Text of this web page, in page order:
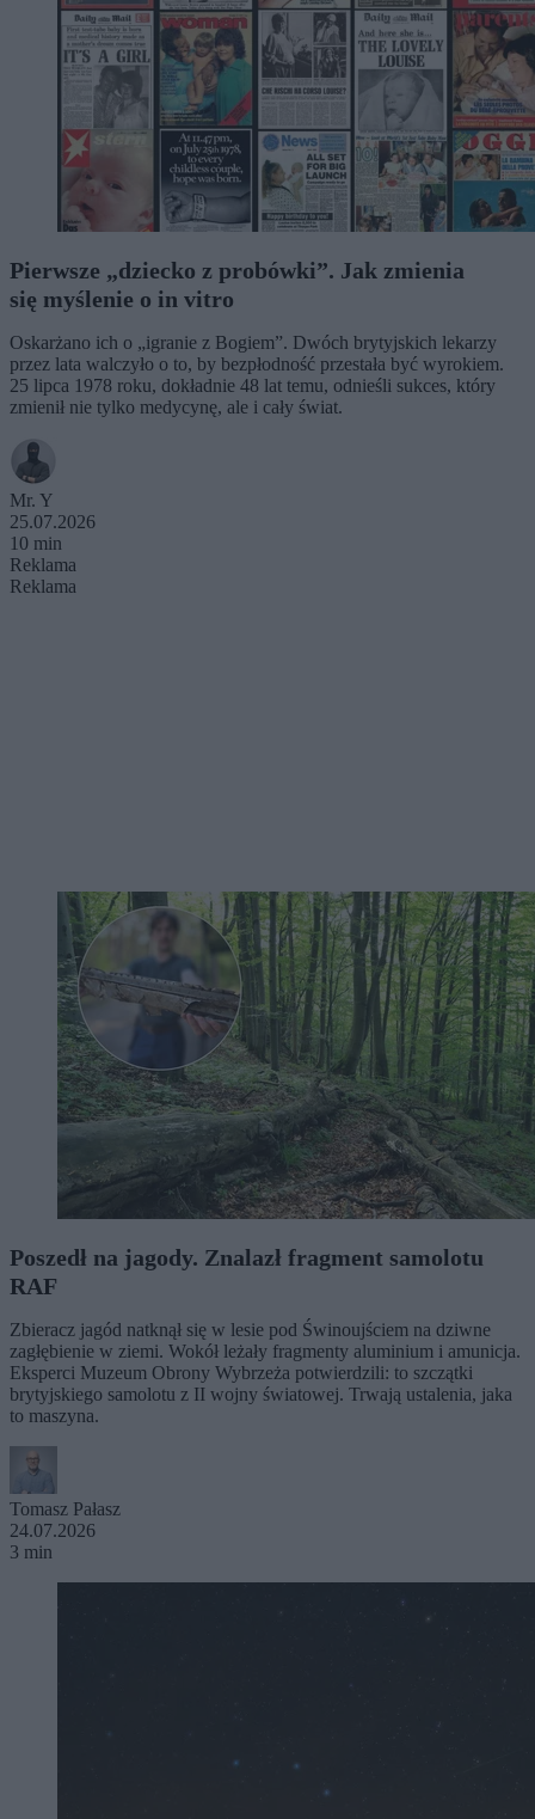
Pierwsze „dziecko z probówki”. Jak zmienia
się myślenie o in vitro
Oskarżano ich o „igranie z Bogiem”. Dwóch brytyjskich lekarzy
przez lata walczyło o to, by bezpłodność przestała być wyrokiem.
25 lipca 1978 roku, dokładnie 48 lat temu, odnieśli sukces, który
zmienił nie tylko medycynę, ale i cały świat.
Mr. Y
25.07.2026
10 min
Reklama
Reklama
Poszedł na jagody. Znalazł fragment samolotu
RAF
Zbieracz jagód natknął się w lesie pod Świnoujściem na dziwne
zagłębienie w ziemi. Wokół leżały fragmenty aluminium i amunicja.
Eksperci Muzeum Obrony Wybrzeża potwierdzili: to szczątki
brytyjskiego samolotu z II wojny światowej. Trwają ustalenia, jaka
to maszyna.
Tomasz Pałasz
24.07.2026
3 min